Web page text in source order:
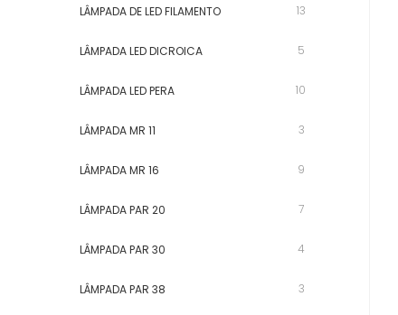
LÂMPADA DE LED FILAMENTO 13
LÂMPADA LED DICROICA 5
LÂMPADA LED PERA 10
LÂMPADA MR 11 3
LÂMPADA MR 16 9
LÂMPADA PAR 20 7
LÂMPADA PAR 30 4
LÂMPADA PAR 38 3